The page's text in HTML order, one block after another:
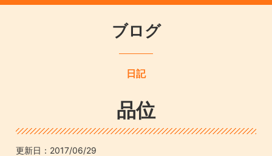
ブログ
日記
品位
更新日： 2017/06/29